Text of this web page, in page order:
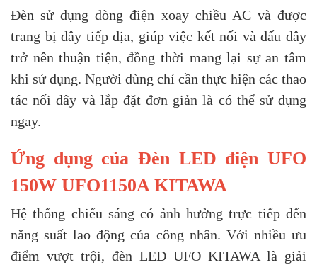
Đèn sử dụng dòng điện xoay chiều AC và được
trang bị dây tiếp địa, giúp việc kết nối và đấu dây
trở nên thuận tiện, đồng thời mang lại sự an tâm
khi sử dụng. Người dùng chỉ cần thực hiện các thao
tác nối dây và lắp đặt đơn giản là có thể sử dụng
ngay.
Ứng dụng của Đèn LED điện UFO
150W UFO1150A KITAWA
Hệ thống chiếu sáng có ảnh hưởng trực tiếp đến
năng suất lao động của công nhân. Với nhiều ưu
điểm vượt trội, đèn LED UFO KITAWA là giải